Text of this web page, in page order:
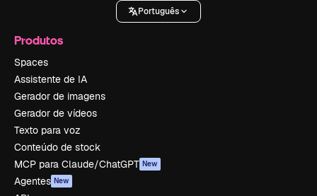
Português
Produtos
Spaces
Assistente de IA
Gerador de imagens
Gerador de vídeos
Texto para voz
Conteúdo de stock
MCP para Claude/ChatGPT New
Agentes New